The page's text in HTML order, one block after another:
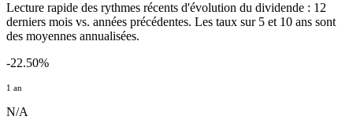
Lecture rapide des rythmes récents d'évolution du dividende : 12
derniers mois vs. années précédentes. Les taux sur 5 et 10 ans sont
des moyennes annualisées.
-22.50%
1 an
N/A